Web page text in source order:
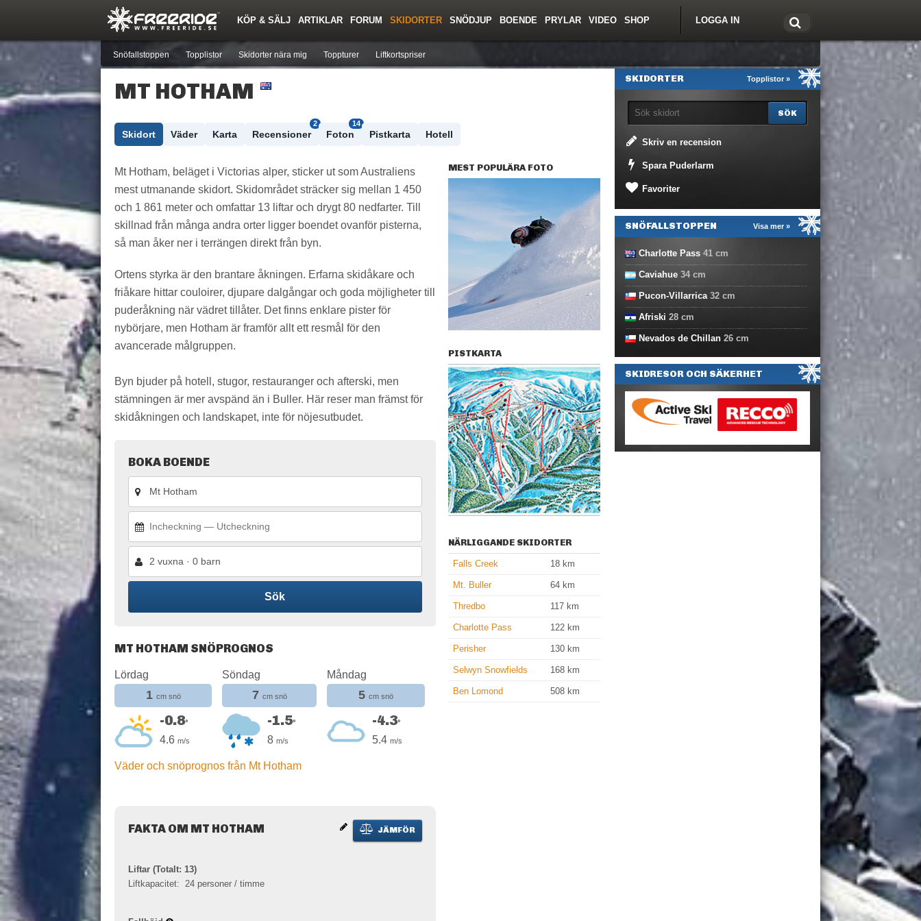
LOGGA IN
KÖP & SÄLJ ARTIKLAR
Nyheter Quiz Events
FORUM
Nya inlägg Forumlista
SKIDORTER
Snöfallstoppen Topplistor Skidorter nära mig Toppturer Liftkortspriser
SNÖDJUP BOENDE PRYLAR
Skidor Pjäxor
VIDEO
Årets Krasch
SHOP
MT HOTHAM
Skidort Väder Karta Recensioner
2
Foton
14
Pistkarta Hotell
Mt Hotham, beläget i Victorias alper, sticker ut som Australiens
mest utmanande skidort. Skidområdet sträcker sig mellan 1 450
och 1 861 meter och omfattar 13 liftar och drygt 80 nedfarter. Till
skillnad från många andra orter ligger boendet ovanför pisterna,
så man åker ner i terrängen direkt från byn.
Ortens styrka är den brantare åkningen. Erfarna skidåkare och
friåkare hittar couloirer, djupare dalgångar och goda möjligheter till
puderåkning när vädret tillåter. Det finns enklare pister för
nybörjare, men Hotham är framför allt ett resmål för den
avancerade målgruppen.
Byn bjuder på hotell, stugor, restauranger och afterski, men
stämningen är mer avspänd än i Buller. Här reser man främst för
skidåkningen och landskapet, inte för nöjesutbudet.
BOKA BOENDE
2 vuxna · 0 barn
Sök
MT HOTHAM SNÖPROGNOS
Lördag
1 cm snö
-0.8°
4.6 m/s
Söndag
7 cm snö
-1.5°
8 m/s
Måndag
5 cm snö
-4.3°
5.4 m/s
Väder och snöprognos från Mt Hotham
JÄMFÖR
FAKTA OM MT HOTHAM
Liftar (Totalt: 13)
Liftkapacitet: 24 personer / timme
MEST POPULÄRA FOTO
PISTKARTA
NÄRLIGGANDE SKIDORTER
Falls Creek 18 km
Mt. Buller 64 km
Thredbo 117 km
Charlotte Pass 122 km
Perisher 130 km
Selwyn Snowfields 168 km
Ben Lomond 508 km
Topplistor »
SKIDORTER
Skriv en recension
Spara Puderlarm
Favoriter
Visa mer »
SNÖFALLSTOPPEN
Charlotte Pass 41 cm
Caviahue 34 cm
Pucon-Villarrica32 cm
Afriski 28 cm
Nevados de Chillan 26 cm
SKIDRESOR OCH SÄKERHET